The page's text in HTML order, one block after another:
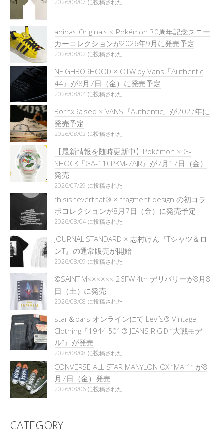
2026/08/07 に投稿された
adidas Originals × Pokémon 30周年記念スニー
カーコレクションが2026年9月に発売予定
2026/08/02 に投稿された
NEIGHBORHOOD × OTW by Vans『Authentic
44』が8月7日（金）に発売予定
2026/08/04 に投稿された
BornxRaised × VANS『Authentic』が2027年に
発売予定
2026/08/03 に投稿された
【最新情報を随時更新中】Pokémon × G-
SHOCK『GA-110PKM-7AJR』が7月17日（金）
発売
2026/07/29 に投稿された
thisisneverthat® × fragment design の初コラ
ボコレクションが8月7日（金）に発売予定
2026/08/04 に投稿された
JOURNAL STANDARD × 志村けん『Tシャツ＆ロ
ンT』の通常販売が開始
2026/08/09 に投稿された
©SAINT M×××××× 26FW 4th デリバリーが8月8
日（土）に発売
2026/08/08 に投稿された
star＆bars オンラインにて Levi’s® Vintage
Clothing『1944 501® JEANS RIGID “大戦モデ
ル”』が発売
2026/08/08 に投稿された
CONVERSE ALL STAR MANYLON OX “MA-1” が8
月7日（金）発売
2026/08/06 に投稿された
CATEGORY